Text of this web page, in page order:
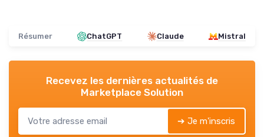
Résumer ChatGPT Claude Mistral
Recevez les dernières actualités de
Marketplace Solution
➔ Je m'inscris